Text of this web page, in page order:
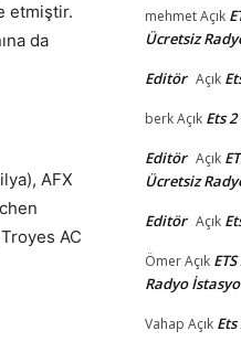
etmiştir.
da
AFX
AC
mehmetAçık
Ücretsiz
Editör Açık
berkAçık Ets
Editör Açık
Ücretsiz
Editör Açık
ÖmerAçık
Radyo
Vahap Açık